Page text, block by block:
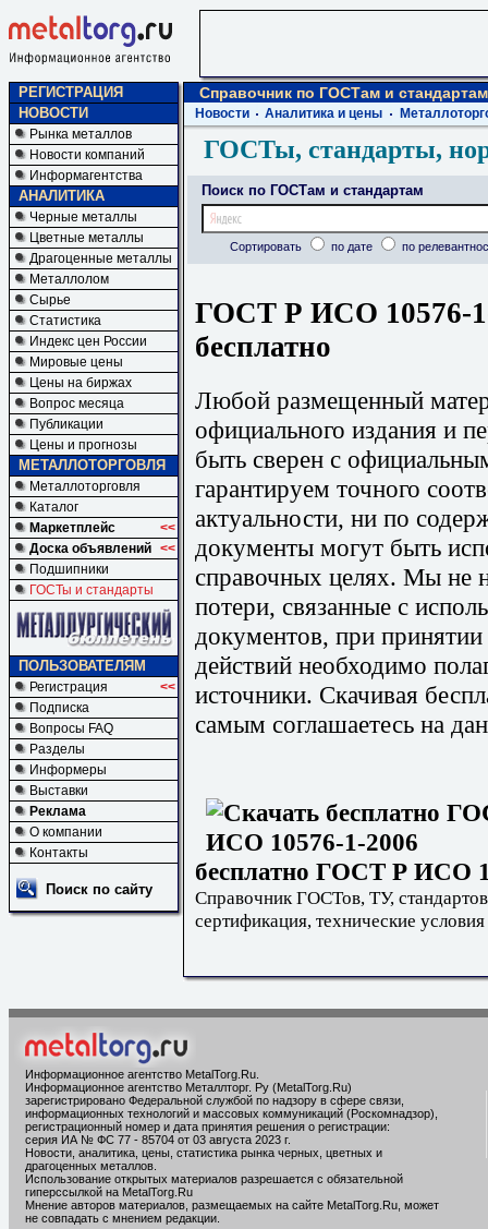
РЕГИСТРАЦИЯ
НОВОСТИ
Рынка металлов
Новости компаний
Информагентства
АНАЛИТИКА
Черные металлы
Цветные металлы
Драгоценные металлы
Металлолом
Сырье
Статистика
Индекс цен России
Мировые цены
Цены на биржах
Вопрос месяца
Публикации
Цены и прогнозы
МЕТАЛЛОТОРГОВЛЯ
Металлоторговля
Каталог
Маркетплейс
<<
Доска объявлений <<
Подшипники
ГОСТы и стандарты
ПОЛЬЗОВАТЕЛЯМ
Регистрация
<<
Подписка
Вопросы FAQ
Разделы
Информеры
Выставки
Реклама
О компании
Контакты
Поиск по сайту
Справочник по ГОСТам и стандартам
Новости Аналитика и цены
ГОСТы, стандарты,
Поиск по ГОСТам и стандартам
Сортировать по дате по
ГОСТ Р ИСО 10576-1-
бесплатно
Любой размещенный
официального издания и
быть сверен с
гарантируем точного
актуальности, ни по
документы могут быть
справочных целях. Мы не
потери, связанные с
документов, при
действий необходимо
источники. Скачивая
самым соглашаетесь на
бесплатно ГОСТ Р ИСО
Справочник ГОСТов, ТУ,
сертификация, технические условия
Информационное агентство MetalTorg.Ru
Информационное агентство Металлторг. Ру (MetalTorg.Ru)
зарегистрировано Федеральной службой по надзору в сфере связи,
информационных технологий и массовых коммуникаций (Роскомнадзор),
регистрационный номер и дата принятия решения о регистрации:
серия ИА № ФС 77 - 85704 от 03 августа 2023 г.
Новости, аналитика, цены, статистика рынка черных, цветных и
драгоценных металлов.
Использование открытых материалов разрешается с обязательной
гиперссылкой на MetalTorg.Ru
Мнение авторов материалов, размещаемых на сайте MetalTorg.Ru, может
не совпадать с мнением редакции.